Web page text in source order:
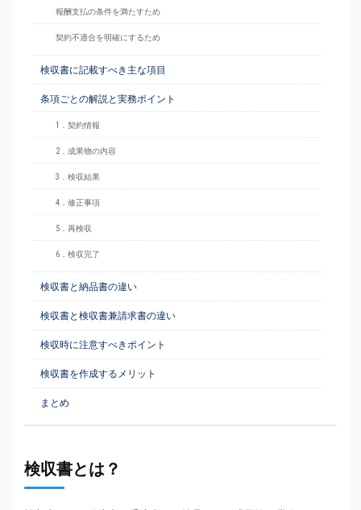
報酬支払の条件を満たすため
契約不適合を明確にするため
検収書に記載すべき主な項目
条項ごとの解説と実務ポイント
1．契約情報
2．成果物の内容
3．検収結果
4．修正事項
5．再検収
6．検収完了
検収書と納品書の違い
検収書と検収書兼請求書の違い
検収時に注意すべきポイント
検収書を作成するメリット
まとめ
検収書とは？